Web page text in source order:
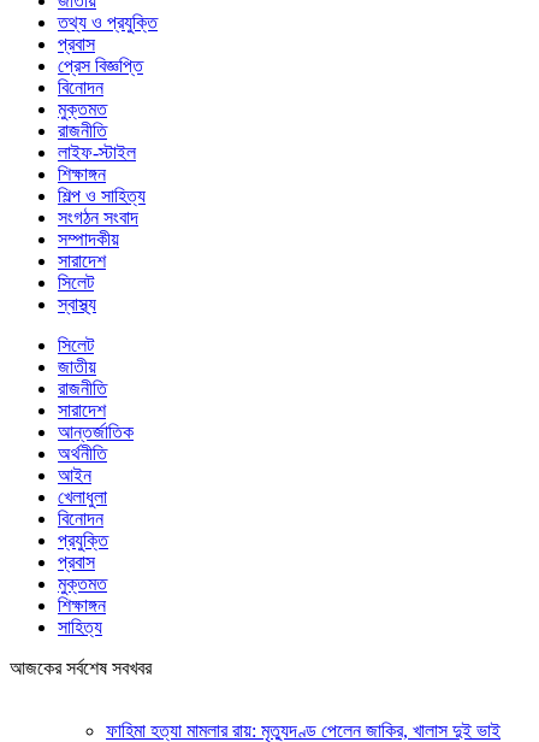
তথ্য ও প্রযুক্তি
প্রবাস
প্রেস বিজ্ঞপ্তি
বিনোদন
মুক্তমত
রাজনীতি
লাইফ-স্টাইল
শিক্ষাঙ্গন
শিল্প ও সাহিত্য
সংগঠন সংবাদ
সম্পাদকীয়
সারাদেশ
সিলেট
স্বাস্থ্য
সিলেট
জাতীয়
রাজনীতি
সারাদেশ
আন্তর্জাতিক
অর্থনীতি
আইন
খেলাধুলা
বিনোদন
প্রযুক্তি
প্রবাস
মুক্তমত
শিক্ষাঙ্গন
সাহিত্য
আজকের সর্বশেষ সবখবর
ফাহিমা হত্যা মামলার রায়: মৃত্যুদণ্ড পেলেন জাকির, খালাস দুই ভাই